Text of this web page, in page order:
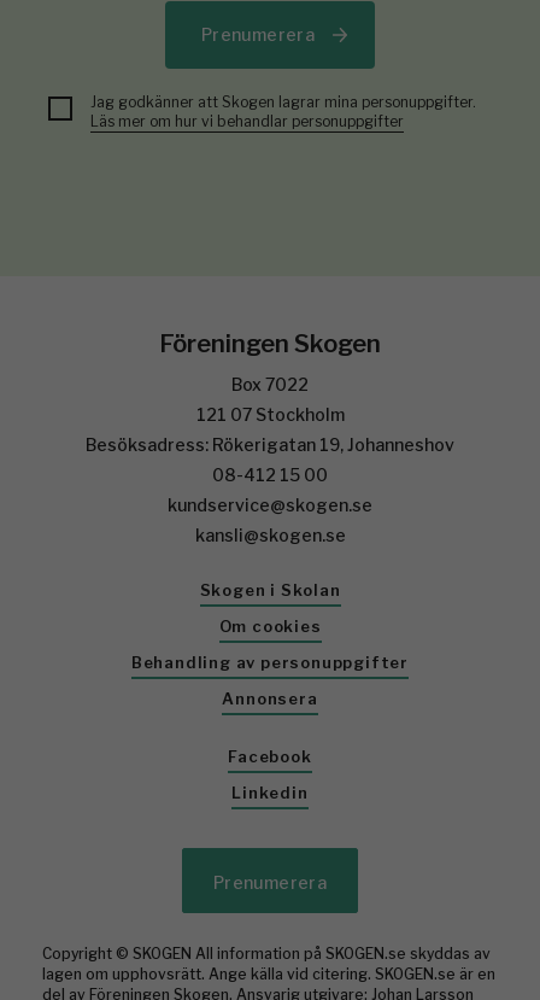
Prenumerera
Jag godkänner att Skogen lagrar mina personuppgifter.
Läs mer om hur vi behandlar personuppgifter
Föreningen Skogen
Box 7022
121 07 Stockholm
Besöksadress: Rökerigatan 19, Johanneshov
08-412 15 00
kundservice@skogen.se
kansli@skogen.se
Skogen i Skolan
Om cookies
Behandling av personuppgifter
Annonsera
Facebook
Linkedin
Prenumerera
Copyright © SKOGEN All information på SKOGEN.se skyddas av
lagen om upphovsrätt. Ange källa vid citering. SKOGEN.se är en
del av Föreningen Skogen. Ansvarig utgivare: Johan Larsson